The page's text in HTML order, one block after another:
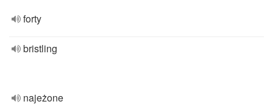
forty
bristling
najeżone